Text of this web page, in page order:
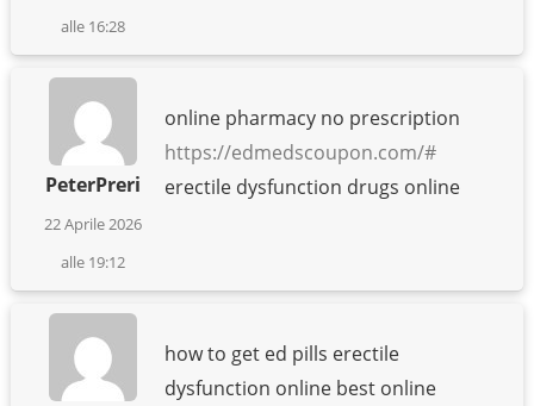
alle 16:28
PeterPreri
22 Aprile 2026
alle 19:12
online pharmacy no prescription
https://edmedscoupon.com/#
erectile dysfunction drugs online
how to get ed pills erectile
dysfunction online best online